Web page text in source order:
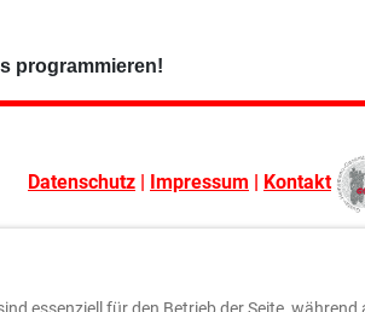
programmieren!
Datenschutz | Impressum | Kontakt